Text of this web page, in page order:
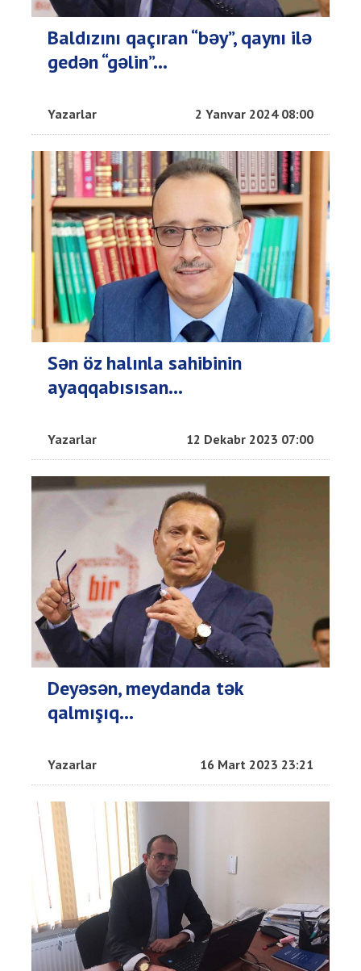
Baldızını qaçıran “bəy”, qaynı ilə
gedən “gəlin”...
Yazarlar 2 Yanvar 2024 08:00
Sən öz halınla sahibinin
ayaqqabısısan...
Yazarlar 12 Dekabr 2023 07:00
Deyəsən, meydanda tək
qalmışıq...
Yazarlar 16 Mart 2023 23:21